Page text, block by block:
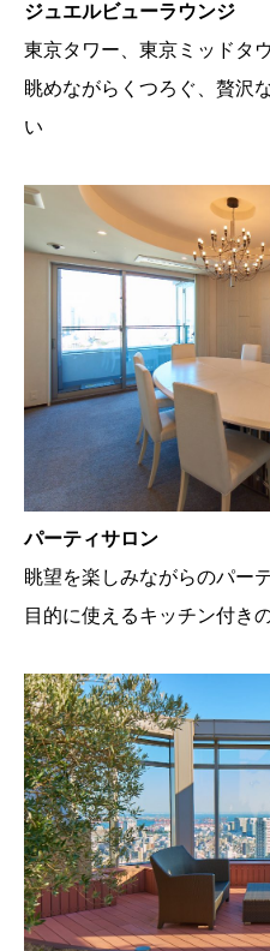
ジュエルビューラウンジ
東京タワー、東京ミッドタ
眺めながらくつろぐ、贅沢
い
パーティサロン
眺望を楽しみながらのパー
目的に使えるキッチン付き